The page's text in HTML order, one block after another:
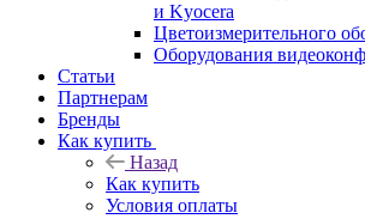
и Kyocera
Цветоизмерительного
Оборудования
Статьи
Партнерам
Бренды
Как купить
Назад
Как купить
Условия оплаты